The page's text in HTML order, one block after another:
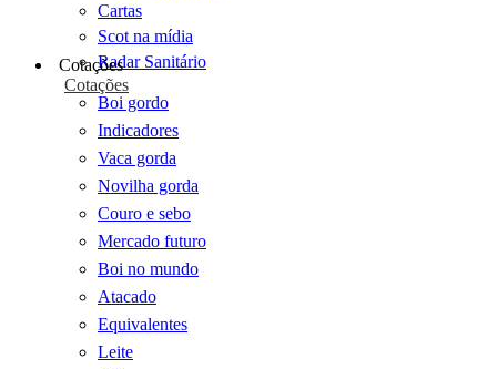
Cartas
Scot na mídia
Radar Sanitário
Cotações
Cotações
Boi gordo
Indicadores
Vaca gorda
Novilha gorda
Couro e sebo
Mercado futuro
Boi no mundo
Atacado
Equivalentes
Leite